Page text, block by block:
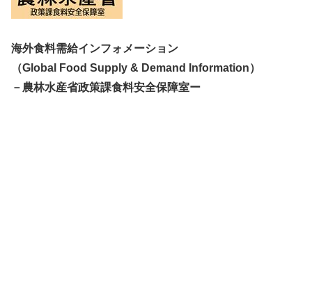
海外食料需給インフォメーション
（Global Food Supply & Demand Information）
－農林水産省政策課食料安全保障室ー